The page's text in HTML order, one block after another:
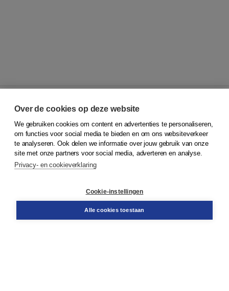
© 2026Koninklijke Boom uitgevers
Klantenservice
Service & informatie
Contact
Over de cookies op deze website
We gebruiken cookies om content en advertenties te personaliseren,
om functies voor social media te bieden en om ons websiteverkeer
te analyseren. Ook delen we informatie over jouw gebruik van onze
site met onze partners voor social media, adverteren en analyse.
Privacy- en cookieverklaring
Cookie-instellingen
Alle cookies toestaan